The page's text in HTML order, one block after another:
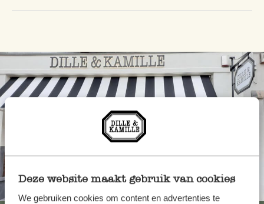
Deze website maakt gebruik van cookies
We gebruiken cookies om content en advertenties te
Immer in der Nähe